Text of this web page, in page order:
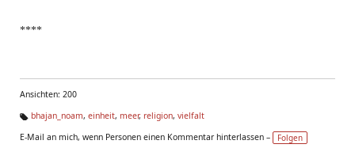
****
Ansichten: 200
g
bhajan_noam, einheit, meer, religion, vielfalt
E-Mail an mich, wenn Personen einen Kommentar hinterlassen –
Folgen